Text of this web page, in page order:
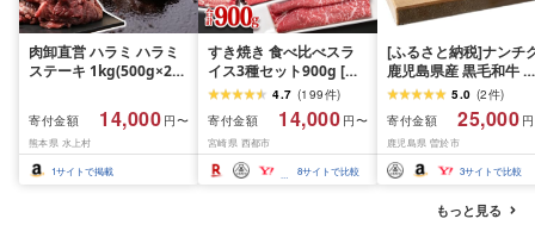
肉卸直営 ハラミ ハラミ
ステーキ 1kg(500g×2パ
らみ 牛はらみ 厚切りハ
ラミ 肉 牛肉 [肉卸厳選
究極の多汁感 極厚ハラ
ミステーキ1kg] (1kg, 1,
寄付金額 14,000 円〜
熊本県 水上村
1サイトで掲載
すき焼き 食べ比べスラ
イス3種セット900g [グ
ランプリ受賞]小分け ロ
ース バラ モモorカタ 牛
肉 鉄板焼肉 焼きしゃぶ
すき焼き肉 [14-10a]リピ
ーター続出!! 肉ランキン
4.7 (199件)
寄付金額
14,000 円〜
宮崎県 西都市
8サイトで比較
[ふるさと納税]ナンチ
鹿児島県産 黒毛和牛
ースステーキ 4枚・計
5.0 (2件)
寄付金額
25,000
鹿児島県 曽於市
3サイトで比較
もっと見る